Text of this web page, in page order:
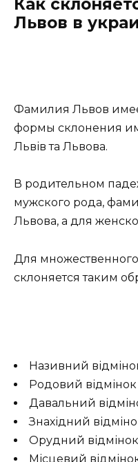
Как
Львов в
Фамилия Львов
формы склонения
Львів та Львова.
В родительном
мужского рода,
Львова, а для
Для
склоняется таким
Називний
Родовий
Давальний
Знахідний
Орудний
Місцевий